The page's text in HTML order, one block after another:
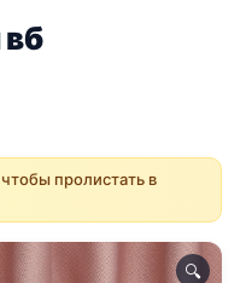
вб
пролистать в
🔍